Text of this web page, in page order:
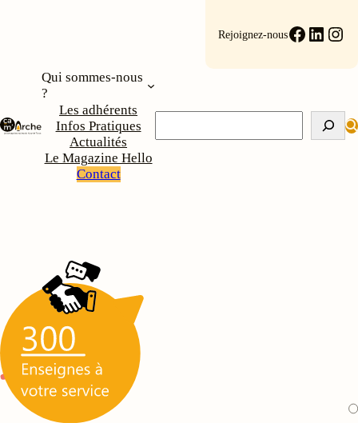
Rejoignez-nous
Qui sommes-nous
?
Les adhérents
Infos Pratiques
Actualités
Le Magazine Hello
Contact